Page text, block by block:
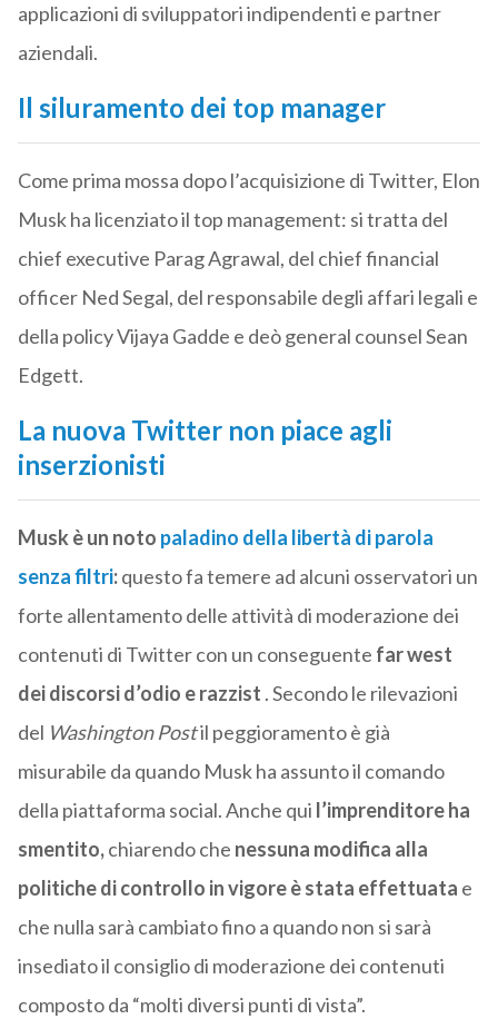
applicazioni di sviluppatori indipendenti e partner
aziendali.
Il siluramento dei top manager
Come prima mossa dopo l’acquisizione di Twitter, Elon
Musk ha licenziato il top management: si tratta del
chief executive Parag Agrawal, del chief financial
officer Ned Segal, del responsabile degli affari legali e
della policy Vijaya Gadde e deò general counsel Sean
Edgett.
La nuova Twitter non piace agli
inserzionisti
Musk è un noto paladino della libertà di parola
senza filtri:questo fa temere ad alcuni osservatori un
forte allentamento delle attività di moderazione dei
contenuti di Twitter con un conseguente far west
dei discorsi d’odio e razzist . Secondo le rilevazioni
del Washington Postil peggioramento è già
misurabile da quando Musk ha assunto il comando
della piattaforma social. Anche qui l’imprenditore ha
smentito,chiarendo che nessuna modifica alla
politiche di controllo in vigoreè stata effettuata e
che nulla sarà cambiato fino a quando non si sarà
insediato il consiglio di moderazione dei contenuti
composto da “molti diversi punti di vista”.